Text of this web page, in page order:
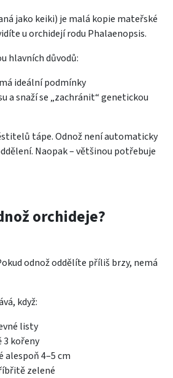
jako keiki) je malá kopie mateřské
u orchidejí rodu Phalaenopsis.
hlavních důvodů:
ideální podmínky
a snaží se „zachránit“ genetickou
tápe. Odnož není automaticky
Naopak – většinou potřebuje
orchideje?
odnož oddělíte příliš brzy, nemá
když:
listy
kořeny
alespoň 4–5 cm
zelené